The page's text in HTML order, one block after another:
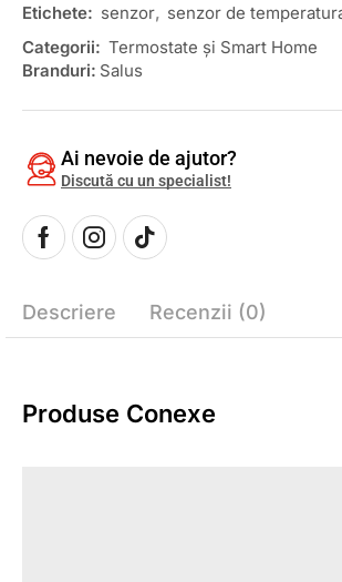
Etichete: senzor, senzor de
Categorii: Termostate și Smart Home
Branduri: Salus
Ai nevoie de ajutor?
Discută cu un specialist!
Descriere Recenzii (0)
Produse Conexe